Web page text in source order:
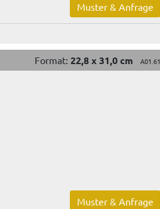
Muster & Anfrage
Format: 22,8 x 31,0 cm A01.61
Muster & Anfrage